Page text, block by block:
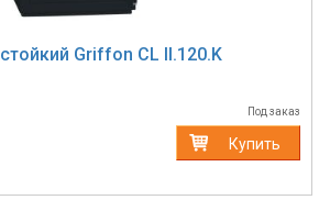
Griffon CL II.120.K
Под заказ
Купить